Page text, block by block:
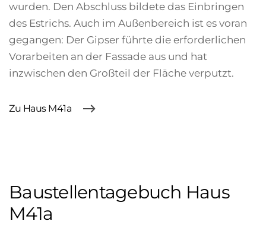
wurden. Den Abschluss bildete das Einbringen
des Estrichs. Auch im Außenbereich ist es voran
gegangen: Der Gipser führte die erforderlichen
Vorarbeiten an der Fassade aus und hat
inzwischen den Großteil der Fläche verputzt.
Zu Haus M41a
Baustellentagebuch Haus
M41a